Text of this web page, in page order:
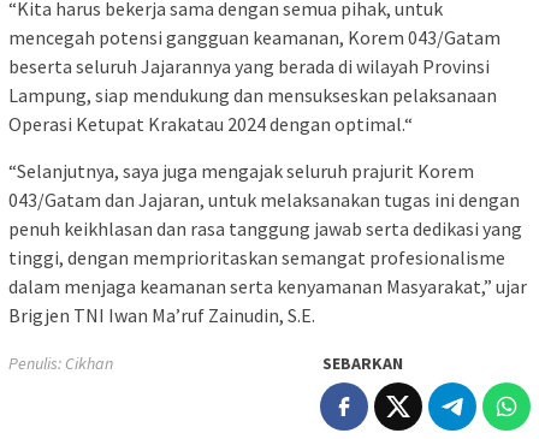
“Kita harus bekerja sama dengan semua pihak, untuk
mencegah potensi gangguan keamanan, Korem 043/Gatam
beserta seluruh Jajarannya yang berada di wilayah Provinsi
Lampung, siap mendukung dan mensukseskan pelaksanaan
Operasi Ketupat Krakatau 2024 dengan optimal.“
“Selanjutnya, saya juga mengajak seluruh prajurit Korem
043/Gatam dan Jajaran, untuk melaksanakan tugas ini dengan
penuh keikhlasan dan rasa tanggung jawab serta dedikasi yang
tinggi, dengan memprioritaskan semangat profesionalisme
dalam menjaga keamanan serta kenyamanan Masyarakat,” ujar
Brigjen TNI Iwan Ma’ruf Zainudin, S.E.
Penulis: Cikhan SEBARKAN